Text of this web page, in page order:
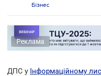
Бізнес
Реклама
ДПС у Інформаційному